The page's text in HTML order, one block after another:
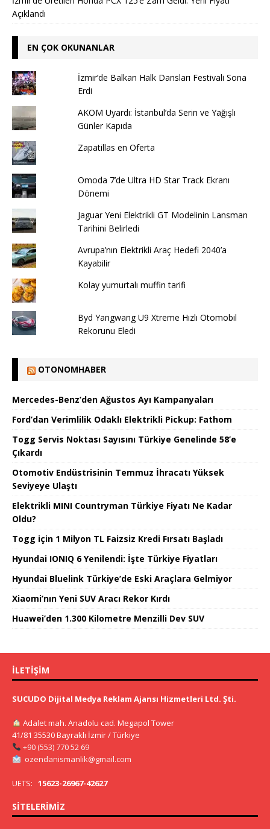
Açıklandı
EN ÇOK OKUNANLAR
İzmir’de Balkan Halk Dansları Festivali Sona
Erdi
AKOM Uyardı: İstanbul’da Serin ve Yağışlı
Günler Kapıda
Zapatillas en Oferta
Omoda 7’de Ultra HD Star Track Ekranı
Dönemi
Jaguar Yeni Elektrikli GT Modelinin Lansman
Tarihini Belirledi
Avrupa’nın Elektrikli Araç Hedefi 2040’a
Kayabilir
Kolay yumurtalı muffin tarifi
Byd Yangwang U9 Xtreme Hızlı Otomobil
Rekorunu Eledi
OTONOMHABER
Mercedes-Benz’den Ağustos Ayı Kampanyaları
Ford’dan Verimlilik Odaklı Elektrikli Pickup: Fathom
Togg Servis Noktası Sayısını Türkiye Genelinde 58’e
Çıkardı
Otomotiv Endüstrisinin Temmuz İhracatı Yüksek
Seviyeye Ulaştı
Elektrikli MINI Countryman Türkiye Fiyatı Ne Kadar
Oldu?
Togg için 1 Milyon TL Faizsiz Kredi Fırsatı Başladı
Hyundai IONIQ 6 Yenilendi: İşte Türkiye Fiyatları
Hyundai Bluelink Türkiye’de Eski Araçlara Gelmiyor
Xiaomi’nın Yeni SUV Aracı Rekor Kırdı
Huawei’den 1.300 Kilometre Menzilli Dev SUV
İLETIŞIM
SUCUDO Dijital Medya Reklam Ajansı Hizmetleri Ltd. Şti.
Adalet mah. Anadolu cad. Megapol Tower
41/81 35530 Bayraklı İzmir / Türkiye
+90 (553) 770 52 69
ozendanismanlik@gmail.com
UETS: 15623-26967-42627
SITELERIMIZ